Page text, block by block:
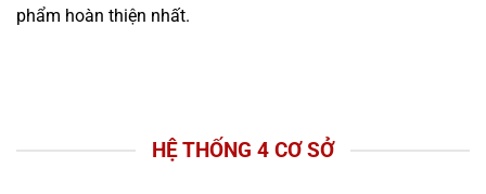
phẩm hoàn thiện nhất.
HỆ THỐNG 4 CƠ SỞ